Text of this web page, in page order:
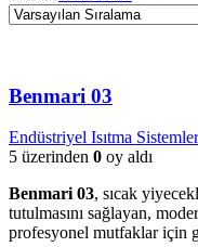
Benmari 03
Endüstriyel Isıtma
5 üzerinden 0 oy aldı
Benmari 03, sıcak
tutulmasını sağlayan,
profesyonel mutfaklar için